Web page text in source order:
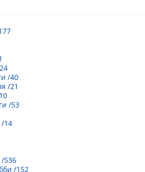
/40
/21
/53
/14
536
/152